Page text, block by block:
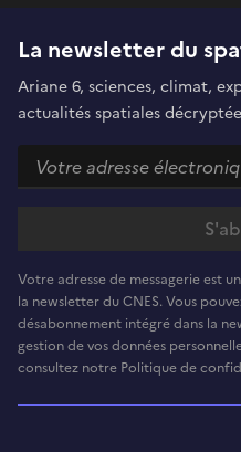
La newsletter du
Ariane 6, sciences, climat,
actualités spatiales
Votre adresse de messagerie est
la newsletter du CNES. Vous
désabonnement intégré dans la
gestion de vos données
consultez notre Politique de